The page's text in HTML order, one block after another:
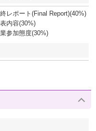
レポート(Final Report)(40%)
内容(30%)
参加態度(30%)